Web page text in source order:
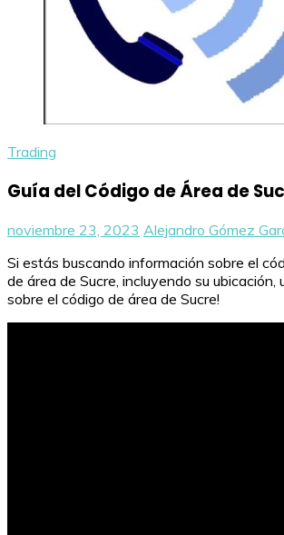
Trading
Guía del Código de Área de
noviembre 23, 2023 Alejandro Gómez
Si estás buscando información sobre el
de área de Sucre, incluyendo su
sobre el código de área de Sucre!